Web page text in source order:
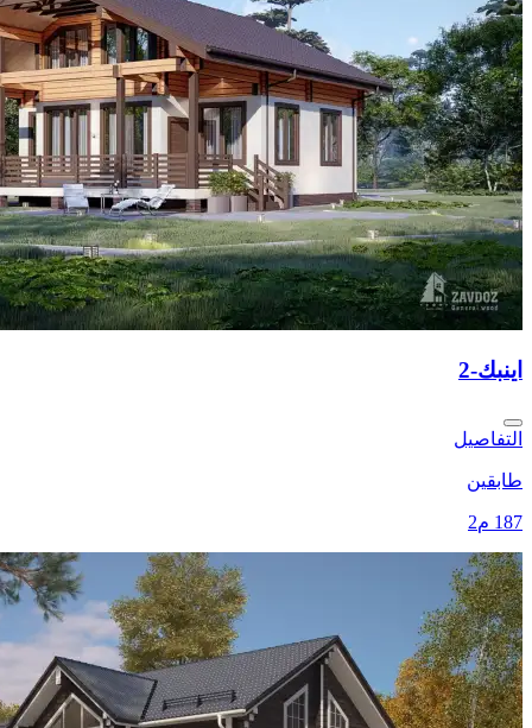
اينبك-2
التفاصيل
طابقين
187 م2